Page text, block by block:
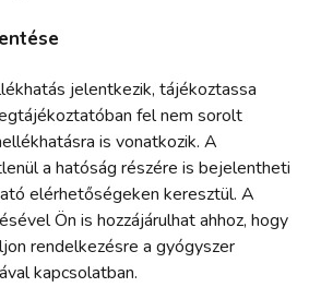
jelentkezik, tájékoztassa
fel nem sorolt
is vonatkozik. A
a hatóság részére is bejelentheti
elérhetőségeken keresztül. A
Ön is hozzájárulhat ahhoz, hogy
rendelkezésre a gyógyszer
kapcsolatban.